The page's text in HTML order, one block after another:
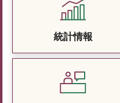
統計情報